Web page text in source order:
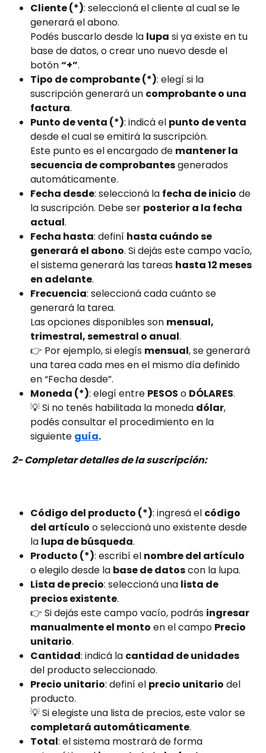
Cliente (*): seleccioná el cliente al cual se le
generará el abono.
Podés buscarlo desde la lupa si ya existe en tu
base de datos, o crear uno nuevo desde el
botón “+”.
Tipo de comprobante (*): elegí si la
suscripción generará un comprobante o una
factura.
Punto de venta (*): indicá el punto de venta
desde el cual se emitirá la suscripción.
Este punto es el encargado de mantener la
secuencia de comprobantes generados
automáticamente.
Fecha desde: seleccioná la fecha de inicio de
la suscripción. Debe ser posterior a la fecha
actual.
Fecha hasta: definí hasta cuándo se
generará el abono. Si dejás este campo vacío,
el sistema generará las tareas hasta 12 meses
en adelante.
Frecuencia: seleccioná cada cuánto se
generará la tarea.
Las opciones disponibles son mensual,
trimestral, semestral o anual.
👉 Por ejemplo, si elegís mensual, se generará
una tarea cada mes en el mismo día definido
en “Fecha desde”.
Moneda (*): elegí entre PESOS o DÓLARES.
💡 Si no tenés habilitada la moneda dólar,
podés consultar el procedimiento en la
siguiente guía.
2- Completar detalles de la suscripción:
Código del producto (*): ingresá el código
del artículo o seleccioná uno existente desde
la lupa de búsqueda.
Producto (*): escribí el nombre del artículo
o elegilo desde la base de datos con la lupa.
Lista de precio: seleccioná una lista de
precios existente.
👉 Si dejás este campo vacío, podrás ingresar
manualmente el monto en el campo Precio
unitario.
Cantidad: indicá la cantidad de unidades
del producto seleccionado.
Precio unitario: definí el precio unitario del
producto.
💡 Si elegiste una lista de precios, este valor se
completará automáticamente.
Total: el sistema mostrará de forma